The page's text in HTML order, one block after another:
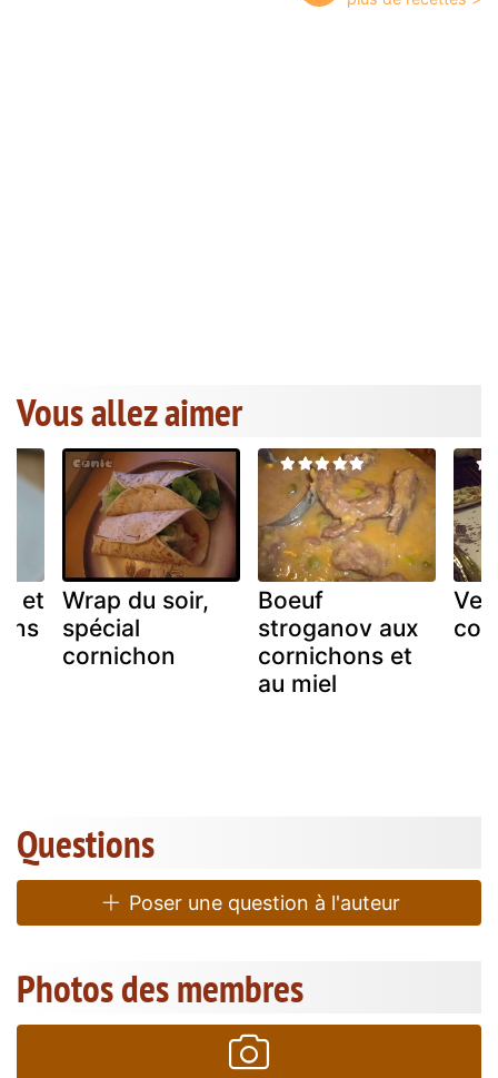
Vous allez aimer
et
Wrap du soir,
spécial
cornichon
Boeuf
stroganov aux
cornichons et
au miel
Questions
Poser une question à l'auteur
Photos des membres